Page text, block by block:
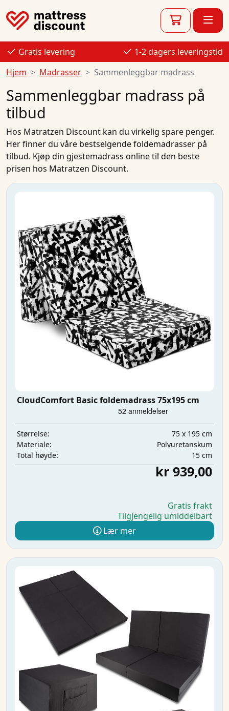
Gratis levering
1-2 dagers leveringstid
Hjem
Madrasser Sammenleggbar madrass
Sammenleggbar madrass på
tilbud
Hos Matratzen Discount kan du virkelig spare penger.
Her finner du våre bestselgendefoldemadrasser på
tilbud. Kjøp din gjestemadrass onlinetil den beste
prisen hos Matratzen Discount.
CloudComfort Basic foldemadrass 75x195 cm
Størrelse:
75 x 195 cm
Materiale:
Polyuretanskum
Total høyde:
15 cm
kr 939,00
Gratis frakt
Tilgjengelig umiddelbart
Lær mer